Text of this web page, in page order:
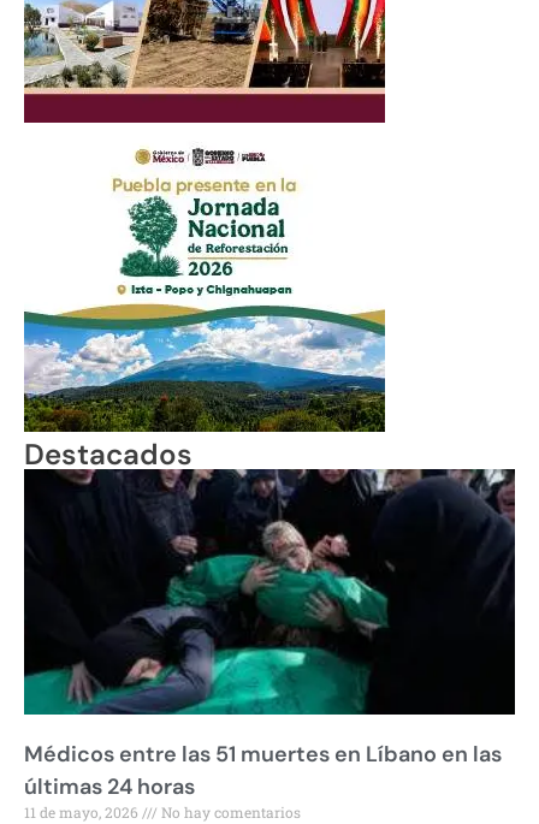
Destacados
Médicos entre las 51 muertes en Líbano en las
últimas 24 horas
11 de mayo, 2026 No hay comentarios